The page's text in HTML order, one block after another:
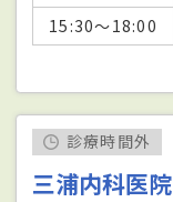
15:30～18:00
診療時間外
三浦内科医院